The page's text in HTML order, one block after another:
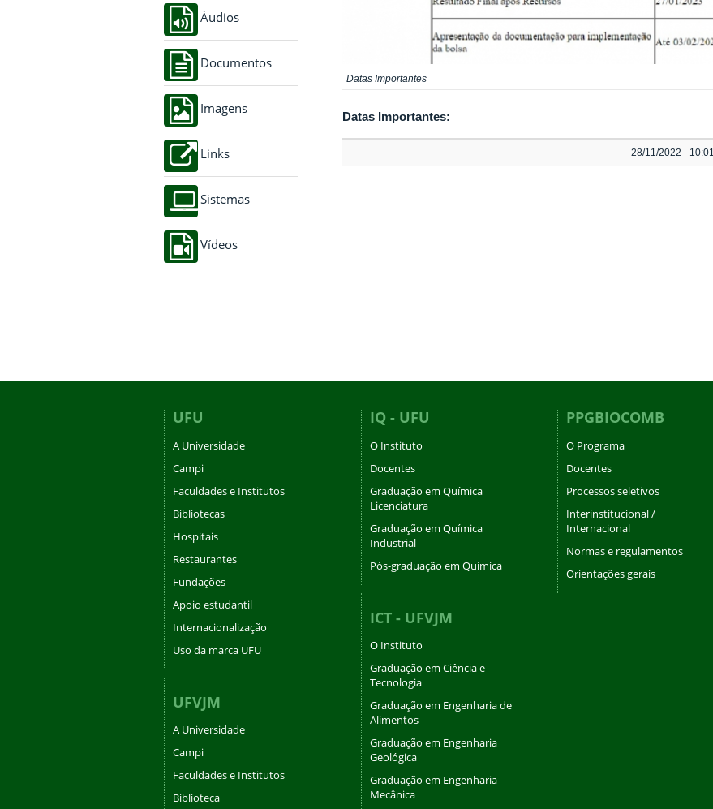
Áudios
Documentos
Imagens
Links
Sistemas
Vídeos
Datas Importantes
Datas Importantes:
28/11/2022 - 10:01
UFU
A Universidade
Campi
Faculdades e Institutos
Bibliotecas
Hospitais
Restaurantes
Fundações
Apoio estudantil
Internacionalização
Uso da marca UFU
UFVJM
A Universidade
Campi
Faculdades e Institutos
Biblioteca
IQ - UFU
O Instituto
Docentes
Graduação em Química
Licenciatura
Graduação em Química
Industrial
Pós-graduação em Química
ICT - UFVJM
O Instituto
Graduação em Ciência e
Tecnologia
Graduação em Engenharia de
Alimentos
Graduação em Engenharia
Geológica
Graduação em Engenharia
Mecânica
PPGBIOCOMB
O Programa
Docentes
Processos seletivos
Interinstitucional /
Internacional
Normas e regulamentos
Orientações gerais